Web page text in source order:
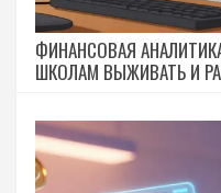
ФИНАНСОВАЯ
ШКОЛАМ ВЫЖИВАТЬ И